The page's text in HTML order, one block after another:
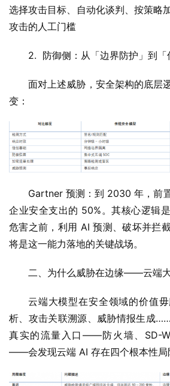
选择攻击目标、自动化谈判、按策略
攻击的人工门槛
2.  防御侧：从「边界防护」到「
面对上述威胁，安全架构的底层
变：
Gartner 预测：到 2030 年，前
企业安全支出的 50%。其核心逻辑
危害之前，利用 AI 预测、破坏并拦
将是这一能力落地的关键战场。
二、为什么威胁在边缘——云端
云端大模型在安全领域的价值
析、攻击关联溯源、威胁情报生成
真实的流量入口——防火墙、SD-
——会发现云端 AI 存在四个根本性局